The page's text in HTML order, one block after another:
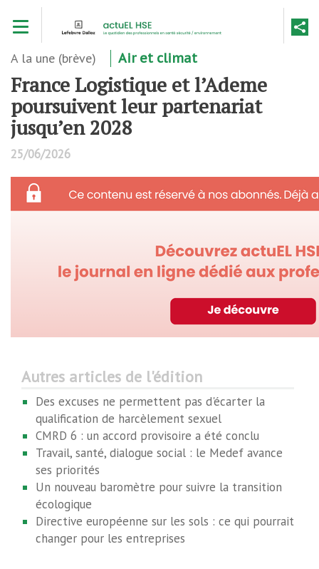
contenu
A la une (brève) Air et climat
France Logistique et l’Ademe
poursuivent leur partenariat
jusqu’en 2028
25/06/2026
Autres articles de l'édition
Des excuses ne permettent pas d'écarter la
qualification de harcèlement sexuel
CMRD 6 : un accord provisoire a été conclu
Travail, santé, dialogue social : le Medef avance
ses priorités
Un nouveau baromètre pour suivre la transition
écologique
Directive européenne sur les sols : ce qui pourrait
changer pour les entreprises